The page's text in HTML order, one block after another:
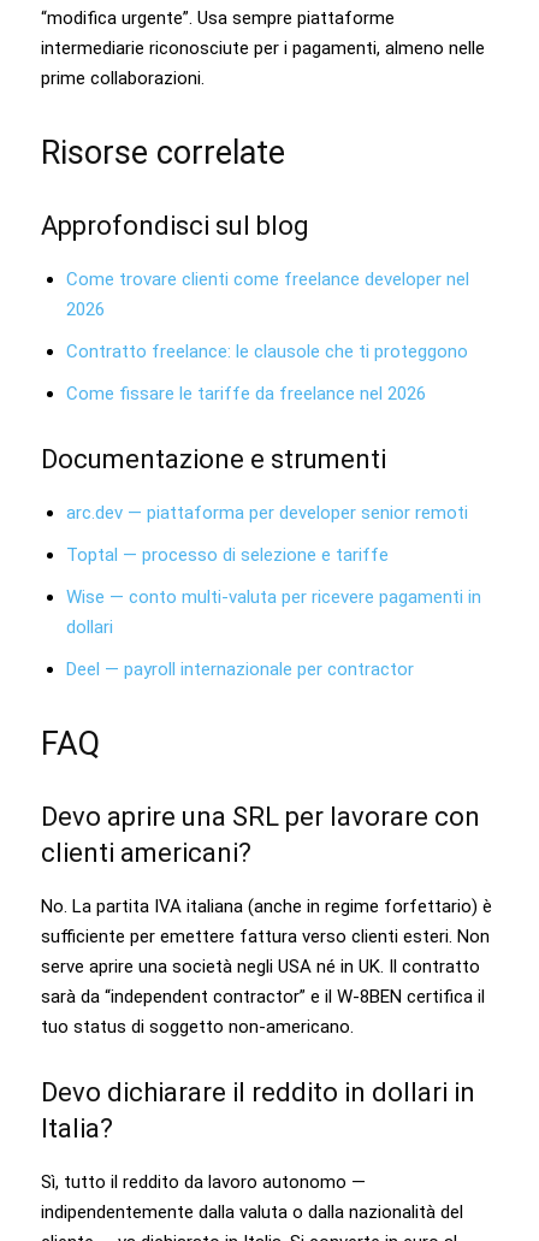
“modifica urgente”. Usa sempre piattaforme
intermediarie riconosciute per i pagamenti, almeno nelle
prime collaborazioni.
Risorse correlate
Approfondisci sul blog
Come trovare clienti come freelance developer nel
2026
Contratto freelance: le clausole che ti proteggono
Come fissare le tariffe da freelance nel 2026
Documentazione e strumenti
arc.dev — piattaforma per developer senior remoti
Toptal — processo di selezione e tariffe
Wise — conto multi-valuta per ricevere pagamenti in
dollari
Deel — payroll internazionale per contractor
FAQ
Devo aprire una SRL per lavorare con
clienti americani?
No. La partita IVA italiana (anche in regime forfettario) è
sufficiente per emettere fattura verso clienti esteri. Non
serve aprire una società negli USA né in UK. Il contratto
sarà da “independent contractor” e il W-8BEN certifica il
tuo status di soggetto non-americano.
Devo dichiarare il reddito in dollari in
Italia?
Sì, tutto il reddito da lavoro autonomo —
indipendentemente dalla valuta o dalla nazionalità del